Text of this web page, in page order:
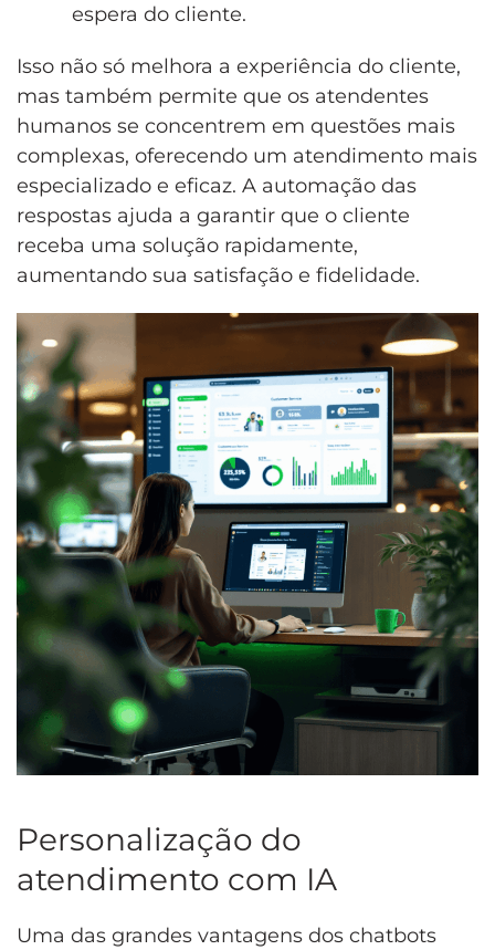
espera do cliente.
Isso não só melhora a experiência do cliente,
mas também permite que os atendentes
humanos se concentrem em questões mais
complexas, oferecendo um atendimento mais
especializado e eficaz. A automação das
respostas ajuda a garantir que o cliente
receba uma solução rapidamente,
aumentando sua satisfação e fidelidade.
Personalização do
atendimento com IA
Uma das grandes vantagens dos chatbots